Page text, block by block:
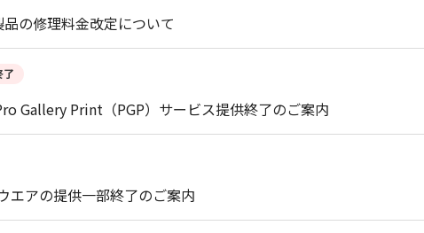
の修理料金改定について
了
Gallery Print（PGP）サービス提供終了のご案内
エアの提供一部終了のご案内